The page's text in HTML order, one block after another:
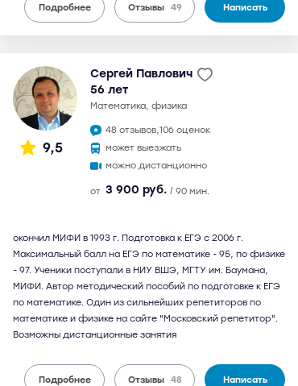
Подробнее Отзывы 49 Написать
9,5
Сергей Павлович
56 лет
математика, физика
48 отзывов,106 оценок
может выезжать
можно дистанционно
от 3 900 руб. / 90 мин.
окончил МИФИ в 1993 г. Подготовка к ЕГЭ с 2006 г.
Максимальный балл на ЕГЭ по математике - 95, по физике
- 97. Ученики поступали в НИУ ВШЭ, МГТУ им. Баумана,
МИФИ. Автор методический пособий по подготовке к ЕГЭ
по математике. Один из сильнейших репетиторов по
математике и физике на сайте "Московский репетитор".
Возможны дистанционные занятия
Подробнее Отзывы 48 Написать